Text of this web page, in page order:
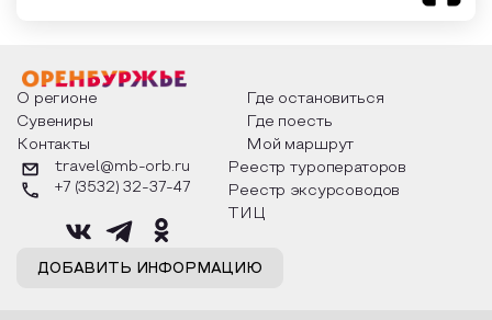
О регионе
Где остановиться
Сувениры
Где поесть
Контакты
Мой маршрут
ДОБАВИТЬ ИНФОРМАЦИЮ
travel@mb-orb.ru
+7 (3532) 32-37-47
Реестр туроператоров
Реестр эксурсоводов
ТИЦ